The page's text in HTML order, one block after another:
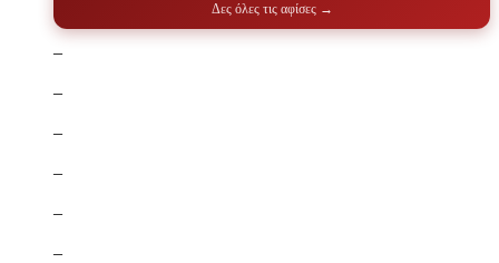
Δες όλες τις αφίσες →
–
–
–
–
–
–